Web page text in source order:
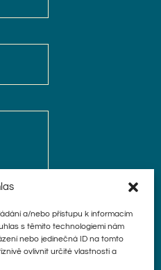
a/nebo přístupu k informacím
s těmito technologiemi nám
nebo jedinečná ID na tomto
ovlivnit určité vlastnosti a